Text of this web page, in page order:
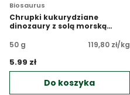
Biosaurus
Chrupki kukurydziane
dinozaury z solą morską
50 g
119,80 zł/kg
5.99 zł
Do koszyka